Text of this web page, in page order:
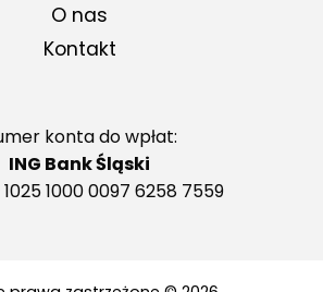
O nas
Kontakt
konta do wpłat:
ING Bank Śląski
1000 0097 6258 7559